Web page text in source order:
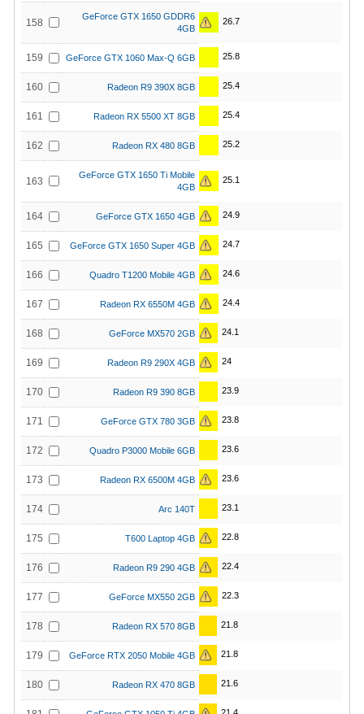
158
GeForce GTX 1650 GDDR6
4GB
26.7
159 GeForce GTX 1060 Max-Q 6GB 25.8
160 Radeon R9 390X 8GB 25.4
161 Radeon RX 5500 XT 8GB 25.4
162 Radeon RX 480 8GB 25.2
163
GeForce GTX 1650 Ti Mobile
4GB
25.1
164 GeForce GTX 1650 4GB 24.9
165 GeForce GTX 1650 Super 4GB 24.7
166 Quadro T1200 Mobile 4GB 24.6
167 Radeon RX 6550M 4GB 24.4
168 GeForce MX570 2GB 24.1
169 Radeon R9 290X 4GB 24
170 Radeon R9 390 8GB 23.9
171 GeForce GTX 780 3GB 23.8
172 Quadro P3000 Mobile 6GB 23.6
173 Radeon RX 6500M 4GB 23.6
174 Arc 140T 23.1
175 T600 Laptop 4GB 22.8
176 Radeon R9 290 4GB 22.4
177 GeForce MX550 2GB 22.3
178 Radeon RX 570 8GB 21.8
179 GeForce RTX 2050 Mobile 4GB 21.8
180 Radeon RX 470 8GB 21.6